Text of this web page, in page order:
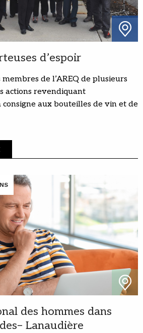
d’espoir
de l’AREQ de plusieurs
actions revendiquant
consigne aux bouteilles de vin et de
des hommes dans
Lanaudière